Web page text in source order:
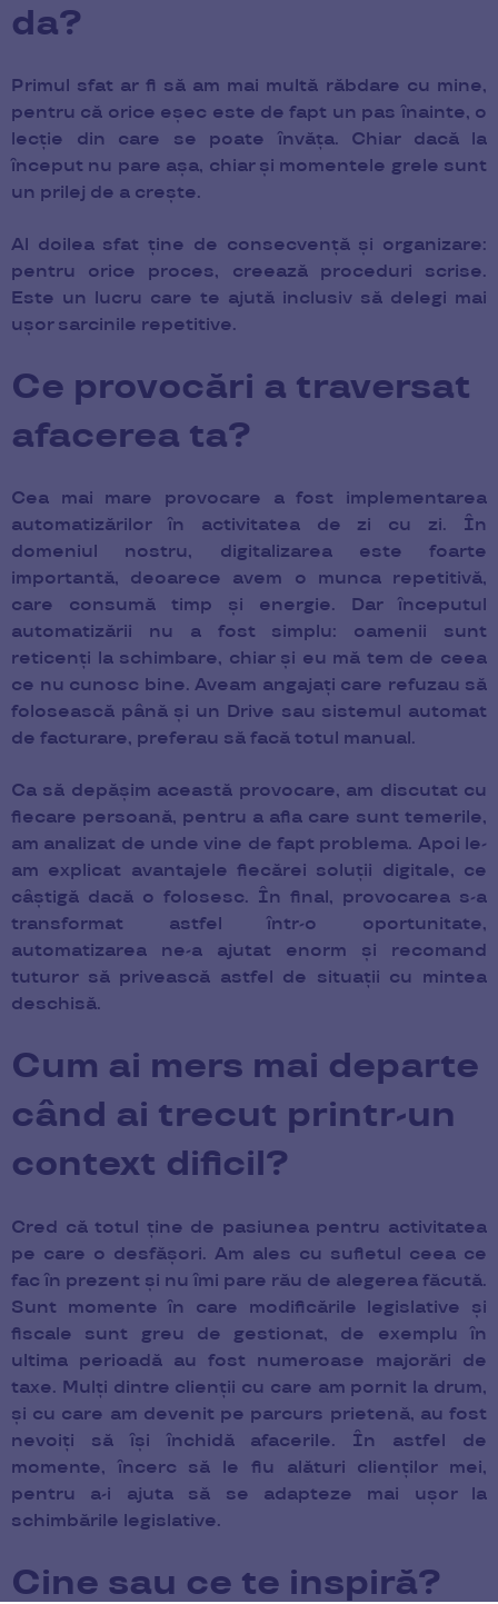
da?
Primul sfat ar fi să am mai multă răbdare cu mine,
pentru că orice eșec este de fapt un pas înainte, o
lecție din care se poate învăța. Chiar dacă la
început nu pare așa, chiar și momentele grele sunt
un prilej de a crește.
Al doilea sfat ține de consecvență și organizare:
pentru orice proces, creează proceduri scrise.
Este un lucru care te ajută inclusiv să delegi mai
ușor sarcinile repetitive.
Ce provocări a traversat
afacerea ta?
Cea mai mare provocare a fost implementarea
automatizărilor în activitatea de zi cu zi. În
domeniul nostru, digitalizarea este foarte
importantă, deoarece avem o munca repetitivă,
care consumă timp și energie. Dar începutul
automatizării nu a fost simplu: oamenii sunt
reticenți la schimbare, chiar și eu mă tem de ceea
ce nu cunosc bine. Aveam angajați care refuzau să
folosească până și un Drive sau sistemul automat
de facturare, preferau să facă totul manual.
Ca să depășim această provocare, am discutat cu
fiecare persoană, pentru a afla care sunt temerile,
am analizat de unde vine de fapt problema. Apoi le-
am explicat avantajele fiecărei soluții digitale, ce
câștigă dacă o folosesc. În final, provocarea s-a
transformat astfel într-o oportunitate,
automatizarea ne-a ajutat enorm și recomand
tuturor să privească astfel de situații cu mintea
deschisă.
Cum ai mers mai departe
când ai trecut printr-un
context dificil?
Cred că totul ține de pasiunea pentru activitatea
pe care o desfășori. Am ales cu sufletul ceea ce
fac în prezent și nu îmi pare rău de alegerea făcută.
Sunt momente în care modificările legislative și
fiscale sunt greu de gestionat, de exemplu în
ultima perioadă au fost numeroase majorări de
taxe. Mulți dintre clienții cu care am pornit la drum,
și cu care am devenit pe parcurs prietenă, au fost
nevoiți să își închidă afacerile. În astfel de
momente, încerc să le fiu alături clienților mei,
pentru a-i ajuta să se adapteze mai ușor la
schimbările legislative.
Cine sau ce te inspiră?